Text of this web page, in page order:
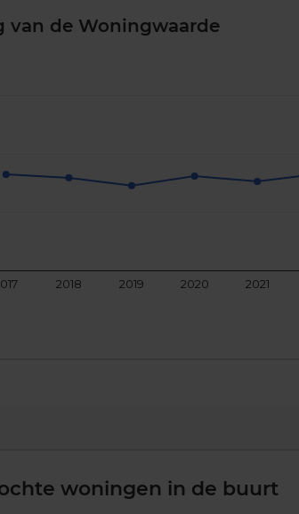
van de Woningwaarde
2018 2019 2020 2021
woningen in de buurt